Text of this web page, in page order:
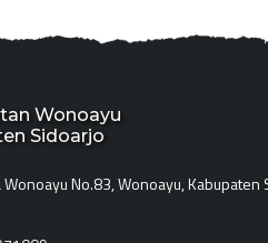
Wonoayu
Sidoarjo
Wonoayu No.83, Wonoayu, Kabupaten